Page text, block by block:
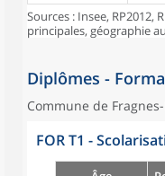
Sources : Insee, RP2012,
principales, géographie
Diplômes -
Commune de
FOR T1 -